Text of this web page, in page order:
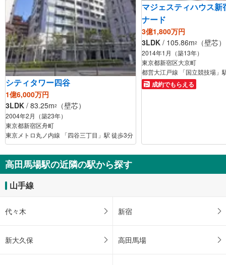
シティタワー四谷
1億6,000万円
3LDK / 83.25m2 （壁芯）
2004年2月（築23年）
東京都新宿区舟町
東京メトロ丸ノ内線 「四谷三丁目」駅 徒歩3分
マジェスティハウス新
ナード
3億1,800万円
3LDK / 105.86m2 （壁芯）
2014年1月（築13年）
東京都新宿区大京町
都営大江戸線 「国立競技場」
成約でもらえる
高田馬場駅の近隣の駅から探す
山手線
代々木 新宿
新大久保 高田馬場